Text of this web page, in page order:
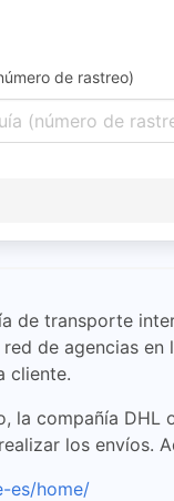
de rastreo)
de transporte
de agencias
cliente.
la compañía
los envíos.
es/home/